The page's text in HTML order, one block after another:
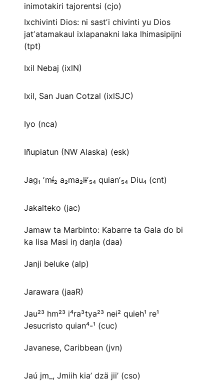
inimotakiri tajorentsi (cjo)
Ixchivinti Dios: ni sastʼi chivinti yu Dios
jatʼatamakaul ixlapanakni laka lhimasipijni
(tpt)
Ixil Nebaj (ixlN)
Ixil, San Juan Cotzal (ixlSJC)
Iyo (nca)
Iñupiatun (NW Alaska) (esk)
Jag₁ ʼmɨ́₂ a₂ma₂lɨʼ₅₄ quianʼ₅₄ Diu₄ (cnt)
Jakalteko (jac)
Jamaw ta Marbinto: Kabarre ta Gala ɗo bi
ka Iisa Masi iŋ daŋla (daa)
Janji beluke (alp)
Jarawara (jaaR)
Jau²³ hm²³ i⁴ra³tya²³ nei² quieh¹ re¹
Jesucristo quian⁴-¹ (cuc)
Javanese, Caribbean (jvn)
Jaú jm_, Jmiih kia’ dzä jii’ (cso)